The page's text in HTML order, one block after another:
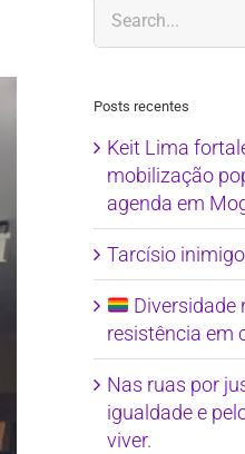
for:
Posts recentes
Keit Lima
mobilização
agenda em
Tarcísio
Diversidade
resistência em
Nas ruas por
igualdade e
viver.